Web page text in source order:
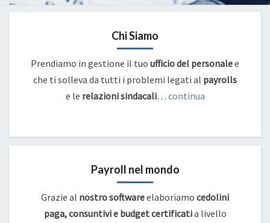
Chi Siamo
Prendiamo in gestione il tuo ufficio del personalee
che ti solleva da tutti i problemi legati al payrolls
e le relazioni sindacali… continua
Payroll nel mondo
Grazie al nostro softwareelaboriamo cedolini
paga, consuntivi e budget certificatia livello